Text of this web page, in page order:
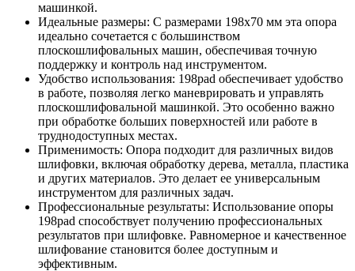
машинкой.
Идеальные размеры: С размерами 198x70 мм эта опора
идеально сочетается с большинством
плоскошлифовальных машин, обеспечивая точную
поддержку и контроль над инструментом.
Удобство использования: 198pad обеспечивает удобство
в работе, позволяя легко маневрировать и управлять
плоскошлифовальной машинкой. Это особенно важно
при обработке больших поверхностей или работе в
труднодоступных местах.
Применимость: Опора подходит для различных видов
шлифовки, включая обработку дерева, металла, пластика
и других материалов. Это делает ее универсальным
инструментом для различных задач.
Профессиональные результаты: Использование опоры
198pad способствует получению профессиональных
результатов при шлифовке. Равномерное и качественное
шлифование становится более доступным и
эффективным.